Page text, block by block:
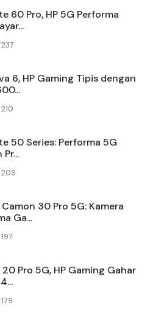
60 Pro, HP 5G Performa
237
6, HP Gaming Tipis dengan
210
50 Series: Performa 5G
209
30 Pro 5G: Kamera
Ga...
197
Pro 5G, HP Gaming Gahar
179